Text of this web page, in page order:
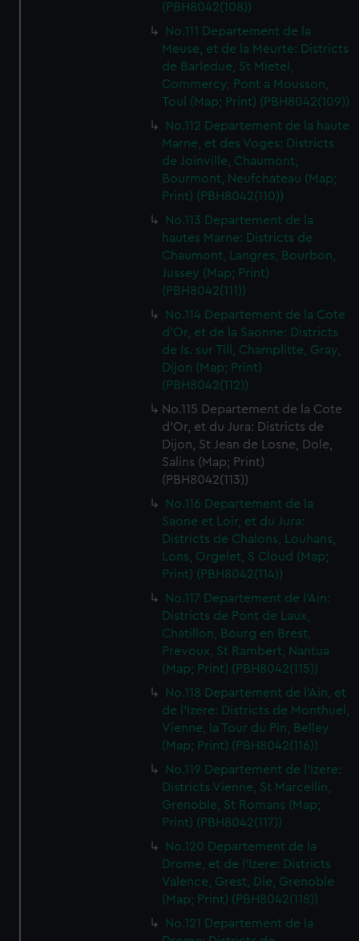
(PBH8042(108))
No.111 Departement de la
Meuse, et de la Meurte: Districts
de Barledue, St Mietel,
Commercy, Pont a Mousson,
Toul (Map; Print) (PBH8042(109))
No.112 Departement de la haute
Marne, et des Voges: Districts
de Joinville, Chaumont,
Bourmont, Neufchateau (Map;
Print) (PBH8042(110))
No.113 Departement de la
hautes Marne: Districts de
Chaumont, Langres, Bourbon,
Jussey (Map; Print)
(PBH8042(111))
No.114 Departement de la Cote
d'Or, et de la Saonne: Districts
de Is. sur Till, Champlitte, Gray,
Dijon (Map; Print)
(PBH8042(112))
No.115 Departement de la Cote
d'Or, et du Jura: Districts de
Dijon, St Jean de Losne, Dole,
Salins (Map; Print)
(PBH8042(113))
No.116 Departement de la
Saone et Loir, et du Jura:
Districts de Chalons, Louhans,
Lons, Orgelet, S Cloud (Map;
Print) (PBH8042(114))
No.117 Departement de l'Ain:
Districts de Pont de Laux,
Chatillon, Bourg en Brest,
Prevoux, St Rambert, Nantua
(Map; Print) (PBH8042(115))
No.118 Departement de l'Ain, et
de l'Izere: Districts de Monthuel,
Vienne, la Tour du Pin, Belley
(Map; Print) (PBH8042(116))
No.119 Departement de l'Izere:
Districts Vienne, St Marcellin,
Grenoble, St Romans (Map;
Print) (PBH8042(117))
No.120 Departement de la
Drome, et de l'Izere: Districts
Valence, Grest, Die, Grenoble
(Map; Print) (PBH8042(118))
No.121 Departement de la